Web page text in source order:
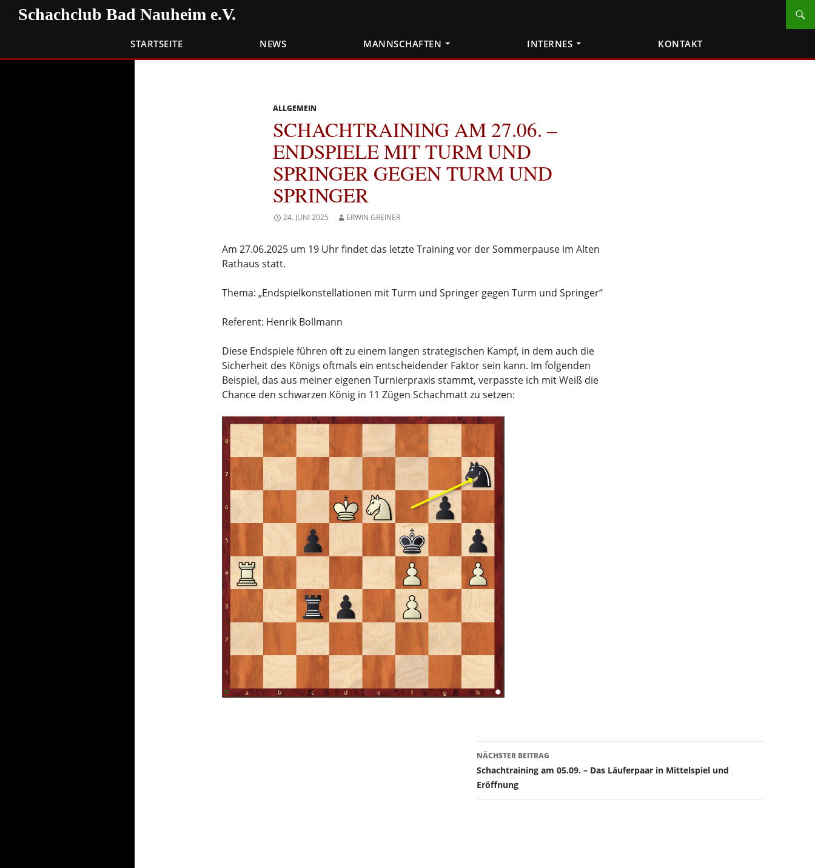
Zum
InhaltSchachclub Bad Nauheim e.V.
Suchen
STARTSEITE NEWS MANNSCHAFTEN INTERNES KONTAKT
ALLGEMEIN
SCHACHTRAINING AM 27.06. –
ENDSPIELE MIT TURM UND
SPRINGER GEGEN TURM UND
SPRINGER
24. JUNI 2025 ERWIN GREINER
Am 27.06.2025 um 19 Uhr findet das letzte Training vor der Sommerpause im Alten
Rathaus statt.
Thema: „Endspielkonstellationen mit Turm und Springer gegen Turm und Springer“
Referent: Henrik Bollmann
Diese Endspiele führen oft zu einem langen strategischen Kampf, in dem auch die
Sicherheit des Königs oftmals ein entscheidender Faktor sein kann. Im folgenden
Beispiel, das aus meiner eigenen Turnierpraxis stammt, verpasste ich mit Weiß die
Chance den schwarzen König in 11 Zügen Schachmatt zu setzen:
Beitragsnavigation
NÄCHSTER BEITRAG
Schachtraining am 05.09. – Das Läuferpaar in Mittelspiel und
Eröffnung